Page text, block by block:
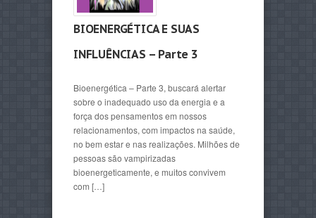
BIOENERGÉTICA E SUAS
INFLUÊNCIAS – Parte 3
Bioenergética – Parte 3, buscará alertar
sobre o inadequado uso da energia e a
força dos pensamentos em nossos
relacionamentos, com impactos na saúde,
no bem estar e nas realizações. Milhões de
pessoas são vampirizadas
bioenergeticamente, e muitos convivem
com […]